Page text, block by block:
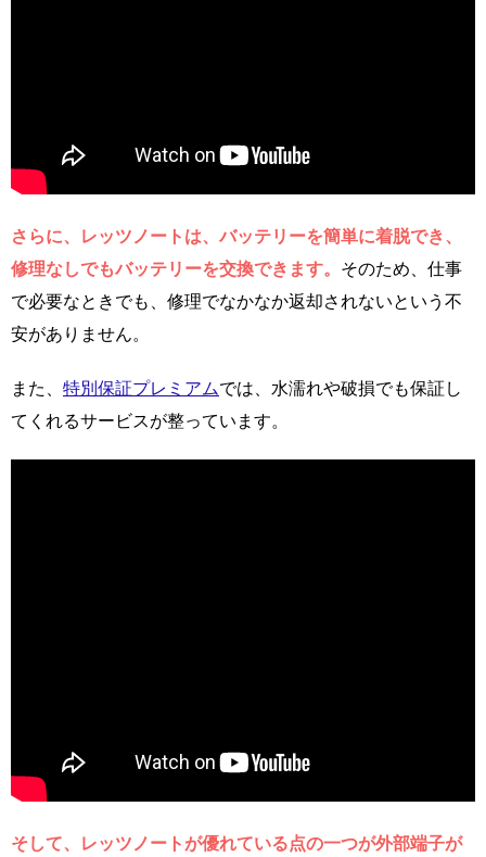
さらに、レッツノートは、バッテリーを簡単に着脱でき、
修理なしでもバッテリーを交換できます。 そのため、仕事
で必要なときでも、修理でなかなか返却されないという不
安がありません。
また、 特別保証プレミアムでは、水濡れや破損でも保証し
てくれるサービスが整っています。
そして、レッツノートが優れている点の一つが外部端子が